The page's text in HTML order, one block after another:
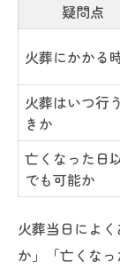
疑問点
火葬にかかる
火葬はいつ行
きか
亡くなった日
でも可能か
火葬当日によ
か」「亡くな